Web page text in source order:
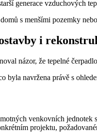
generace vzduchových
s menšími pozemky
i
názor, že tepelné
byla navržena právě s
venkovních
projektu,